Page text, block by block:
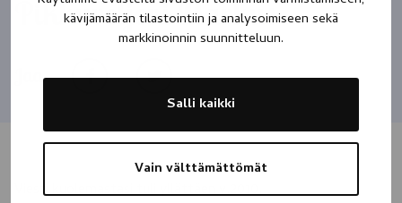
kävijämäärän tilastointiin ja analysoimiseen sekä
markkinoinnin suunnitteluun.
Vain välttämättömät
Salli kaikki
Pikkuveljeni Markus
Viesti kuolemastasi tuli yllättäen v.2010.